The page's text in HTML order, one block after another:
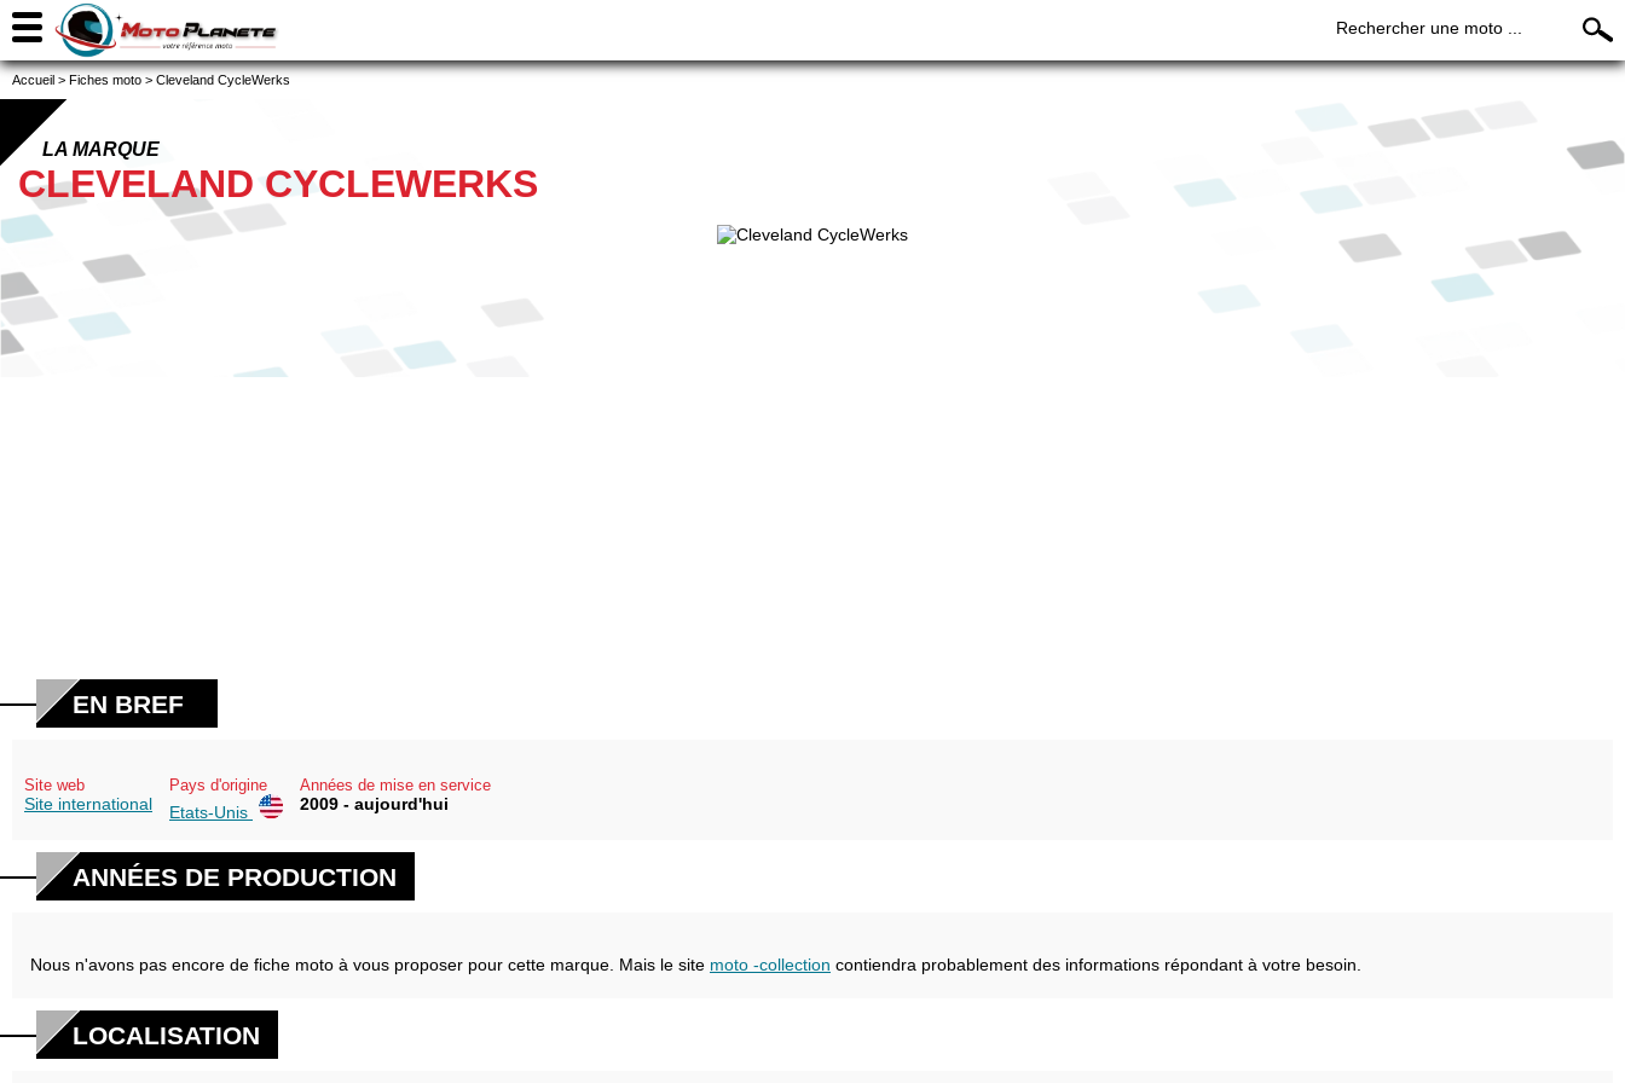
Rechercher une moto ...
Accueil > Fiches moto > Cleveland CycleWerks
LA MARQUE
CLEVELAND CYCLEWERKS
EN BREF
Site web
Site international
Pays d'origine
Etats-Unis
Années de mise en service
2009 - aujourd'hui
ANNÉES DE PRODUCTION
Nous n'avons pas encore de fiche moto à vous proposer pour cette marque. Mais le site moto -collection contiendra probablement des informations répondant à votre besoin.
LOCALISATION